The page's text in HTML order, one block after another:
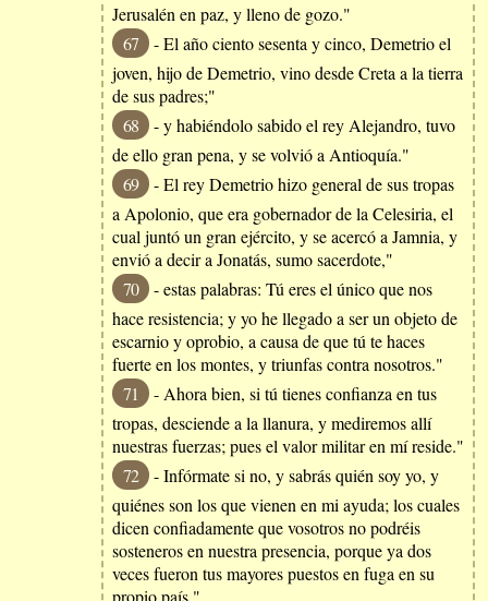
Jerusalén en paz, y lleno de gozo."
67
- El año ciento sesenta y cinco, Demetrio el
joven, hijo de Demetrio, vino desde Creta a la tierra
de sus padres;"
68
- y habiéndolo sabido el rey Alejandro, tuvo
de ello gran pena, y se volvió a Antioquía."
69
- El rey Demetrio hizo general de sus tropas
a Apolonio, que era gobernador de la Celesiria, el
cual juntó un gran ejército, y se acercó a Jamnia, y
envió a decir a Jonatás, sumo sacerdote,"
70
- estas palabras: Tú eres el único que nos
hace resistencia; y yo he llegado a ser un objeto de
escarnio y oprobio, a causa de que tú te haces
fuerte en los montes, y triunfas contra nosotros."
71
- Ahora bien, si tú tienes confianza en tus
tropas, desciende a la llanura, y mediremos allí
nuestras fuerzas; pues el valor militar en mí reside."
72
- Infórmate si no, y sabrás quién soy yo, y
quiénes son los que vienen en mi ayuda; los cuales
dicen confiadamente que vosotros no podréis
sosteneros en nuestra presencia, porque ya dos
veces fueron tus mayores puestos en fuga en su
propio país."